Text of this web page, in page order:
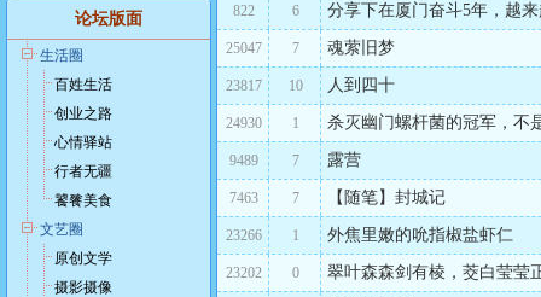
论坛版面
生活圈
百姓生活
创业之路
心情驿站
行者无疆
饕餮美食
文艺圈
原创文学
摄影摄像
822 6 分享下在厦门奋斗5年，越
25047 7 魂萦旧梦
23817 10 人到四十
24930 1 杀灭幽门螺杆菌的冠军，不
9489 7 露营
7463 7 【随笔】封城记
23266 1 外焦里嫩的吮指椒盐虾仁
23202 0 翠叶森森剑有棱，茭白莹莹